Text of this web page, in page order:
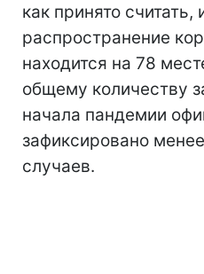
как принято считать,
распространение
находится на 78
общему количеству
начала пандемии
зафиксировано
случаев.